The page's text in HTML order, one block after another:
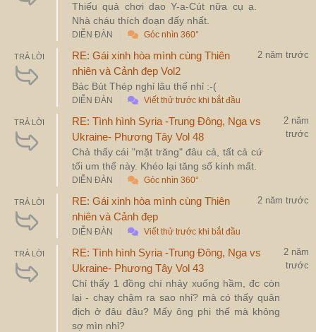
Thiếu quả chơi dao Y-a-Cút nữa cụ ạ.
Nhà cháu thích đoạn đấy nhất.
DIỄN ĐÀN Góc nhìn 360°
TRẢ LỜI
RE: Gái xinh hòa mình cùng Thiên
nhiên và Cảnh đẹp Vol2
Bác Bút Thép nghỉ lâu thế nhỉ :-(
2 năm trước
DIỄN ĐÀN Viết thử trước khi bắt đầu
TRẢ LỜI
RE: Tình hình Syria -Trung Đông, Nga vs
Ukraine- Phương Tây Vol 48
Chả thấy cái "mặt trăng" đâu cả, tất cả cứ
tối um thế này. Khéo lại tăng số kính mất.
2 năm
trước
DIỄN ĐÀN Góc nhìn 360°
TRẢ LỜI
RE: Gái xinh hòa mình cùng Thiên
nhiên và Cảnh đẹp
2 năm trước
DIỄN ĐÀN Viết thử trước khi bắt đầu
TRẢ LỜI
RE: Tình hình Syria -Trung Đông, Nga vs
Ukraine- Phương Tây Vol 43
Chỉ thấy 1 đồng chí nhảy xuống hầm, đc còn
lại - chạy chậm ra sao nhỉ? mà có thấy quân
địch ở đâu đâu? Mấy ông phi thế mà không
sợ mìn nhỉ?
2 năm
trước